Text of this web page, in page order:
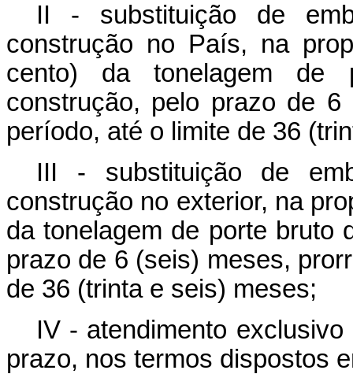
II - substituição de
construção no País, na
cento) da tonelagem de
construção, pelo prazo de
período, até o limite de 36
III - substituição de
construção no exterior, na
da tonelagem de porte bruto
prazo de 6 (seis) meses,
de 36 (trinta e seis) meses;
IV - atendimento
prazo, nos termos dispostos